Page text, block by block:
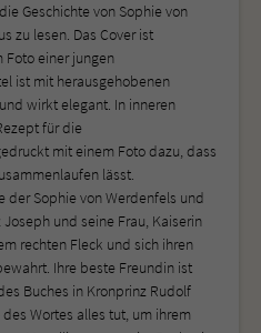
Geschichte von Sophie von
zu lesen. Das Cover ist
einer jungen
ist mit herausgehobenen
wirkt elegant. In inneren
für die
mit einem Foto dazu, dass
lässt.
der Sophie von Werdenfels und
und seine Frau, Kaiserin
rechten Fleck und sich ihren
Ihre beste Freundin ist
Buches in Kronprinz Rudolf
Wortes alles tut, um ihrem